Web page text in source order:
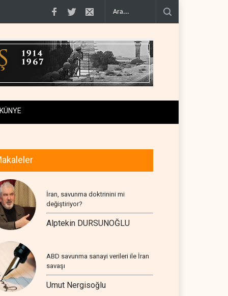
geçiş.. Trump, mühimmat krizini ifşa edenleri tehdit etti..
KÜNYE
İran, savunma doktrinini mi
değiştiriyor?
Alptekin DURSUNOĞLU
ABD savunma sanayi verileri ile İran
savaşı
Umut Nergisoğlu